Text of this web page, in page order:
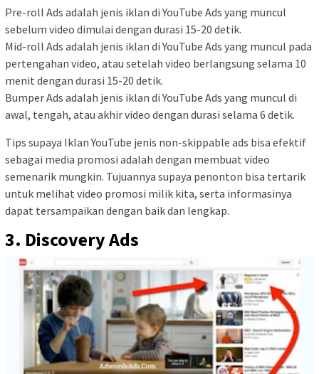
Pre-roll Ads adalah jenis iklan di YouTube Ads yang muncul
sebelum video dimulai dengan durasi 15-20 detik.
Mid-roll Ads adalah jenis iklan di YouTube Ads yang muncul pada
pertengahan video, atau setelah video berlangsung selama 10
menit dengan durasi 15-20 detik.
Bumper Ads adalah jenis iklan di YouTube Ads yang muncul di
awal, tengah, atau akhir video dengan durasi selama 6 detik.
Tips supaya Iklan YouTube jenis non-skippable ads bisa efektif
sebagai media promosi adalah dengan membuat video
semenarik mungkin. Tujuannya supaya penonton bisa tertarik
untuk melihat video promosi milik kita, serta informasinya
dapat tersampaikan dengan baik dan lengkap.
3. Discovery Ads